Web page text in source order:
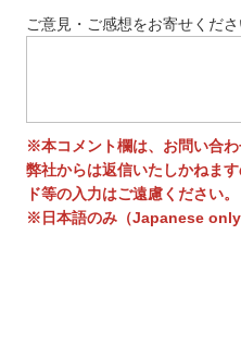
ご意見・ご感想をお寄せくだ
※本コメント欄は、お問い合わ
弊社からは返信いたしかねま
ド等の入力はご遠慮ください。
※日本語のみ（Japanese only